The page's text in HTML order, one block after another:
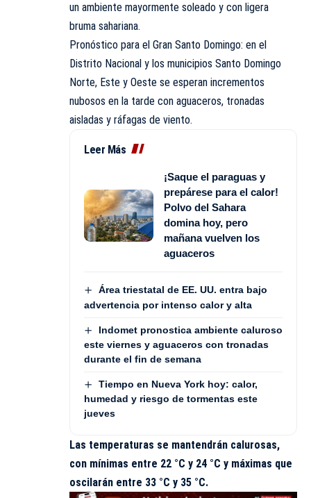
un ambiente mayormente soleado y con ligera
bruma sahariana.
Pronóstico para el Gran Santo Domingo: en el
Distrito Nacional y los municipios Santo Domingo
Norte, Este y Oeste se esperan incrementos
nubosos en la tarde con aguaceros, tronadas
aisladas y ráfagas de viento.
Leer Más
¡Saque el paraguas y
prepárese para el calor!
Polvo del Sahara
domina hoy, pero
mañana vuelven los
aguaceros
Área triestatal de EE. UU. entra bajo
advertencia por intenso calor y alta
Indomet pronostica ambiente caluroso
este viernes y aguaceros con tronadas
durante el fin de semana
Tiempo en Nueva York hoy: calor,
humedad y riesgo de tormentas este
jueves
Las temperaturas se mantendrán calurosas,
con mínimas entre 22 °C y 24 °C y máximas que
oscilarán entre 33 °C y 35 °C.